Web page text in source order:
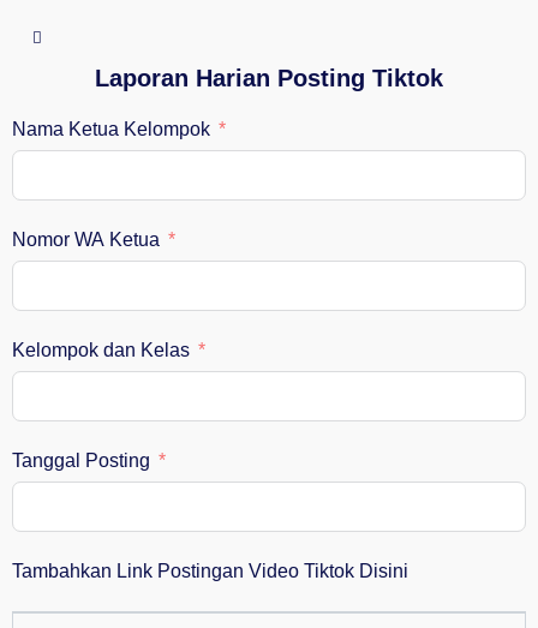
Laporan Harian Posting Tiktok
Nama Ketua Kelompok
Nomor WA Ketua
Kelompok dan Kelas
Tanggal Posting
Tambahkan Link Postingan Video Tiktok Disini